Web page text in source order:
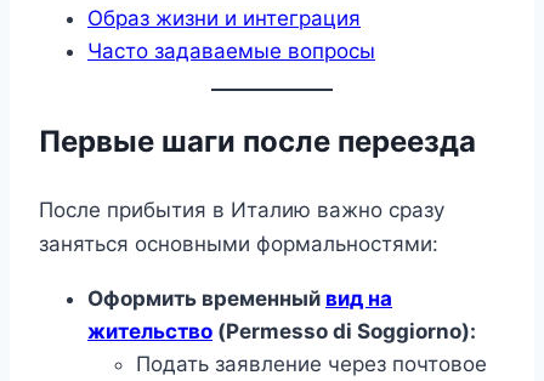
Образ жизни и интеграция
Часто задаваемые вопросы
Первые шаги после переезда
После прибытия в Италию важно сразу
заняться основными формальностями:
Оформить временный вид на
жительство (Permesso di Soggiorno):
Подать заявление через почтовое